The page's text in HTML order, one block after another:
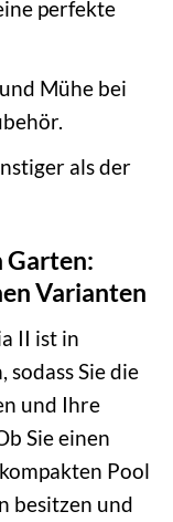
perfekte
Mühe bei
als der
Garten:
Varianten
II ist in
Sie die
und Ihre
Sie einen
Pool
besitzen und